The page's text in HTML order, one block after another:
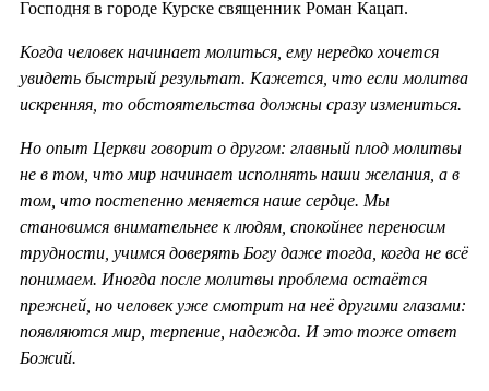
Господня в городе Курске священник Роман Кацап.
Когда человек начинает молиться, ему нередко хочется
увидеть быстрый результат. Кажется, что если молитва
искренняя, то обстоятельства должны сразу измениться.
Но опыт Церкви говорит о другом: главный плод молитвы
не в том, что мир начинает исполнять наши желания, а в
том, что постепенно меняется наше сердце. Мы
становимся внимательнее к людям, спокойнее переносим
трудности, учимся доверять Богу даже тогда, когда не всё
понимаем. Иногда после молитвы проблема остаётся
прежней, но человек уже смотрит на неё другими глазами:
появляются мир, терпение, надежда. И это тоже ответ
Божий.